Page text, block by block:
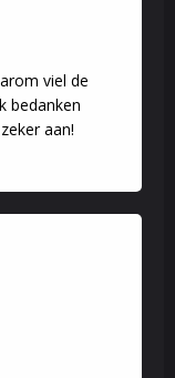
viel de
bedanken
aan!